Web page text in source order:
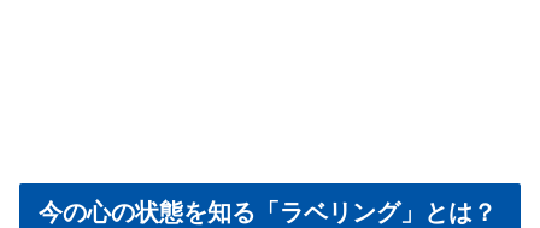
今の心の状態を知る「ラベリング」とは？